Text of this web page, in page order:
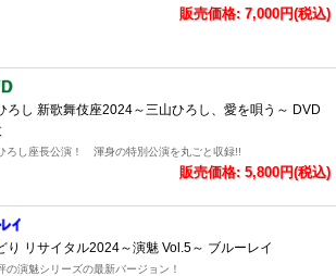
販売価格: 7,000円(税込)
ろし 新歌舞伎座2024～三山ひろし、愛を唄う～ DVD
ろし座長公演！ 渾身の特別公演を丸ごと収録!!
販売価格: 5,800円(税込)
り リサイタル2024～演魅 Vol.5～ ブルーレイ
の演魅シリーズの最新バージョン！